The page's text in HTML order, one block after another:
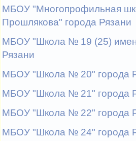
МБОУ "Многопрофильная
Прошлякова" города Рязани
МБОУ "Школа № 19 (25)
Рязани
МБОУ "Школа № 20" города
МБОУ "Школа № 21" города
МБОУ "Школа № 22" города
МБОУ "Школа № 24" города